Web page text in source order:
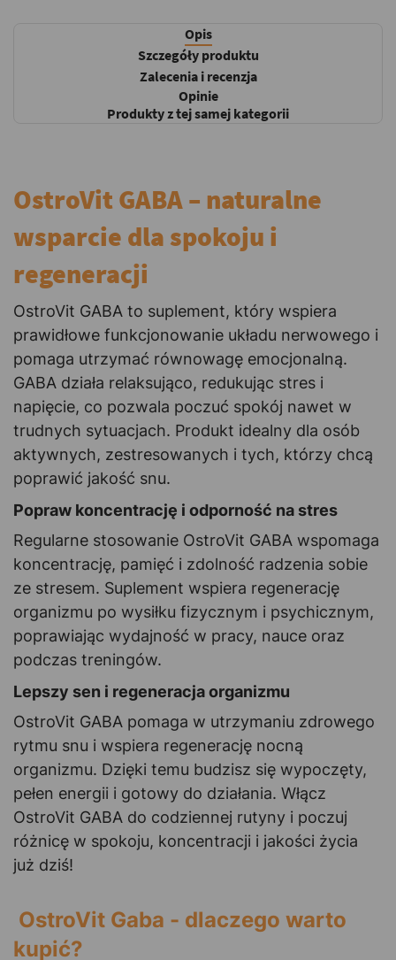
Opis
Szczegóły produktu
Zalecenia i recenzja
Opinie
Produkty z tej samej kategorii
OstroVit GABA – naturalne
wsparcie dla spokoju i
regeneracji
OstroVit GABA to suplement, który wspiera
prawidłowe funkcjonowanie układu nerwowego i
pomaga utrzymać równowagę emocjonalną.
GABA działa relaksująco, redukując stres i
napięcie, co pozwala poczuć spokój nawet w
trudnych sytuacjach. Produkt idealny dla osób
aktywnych, zestresowanych i tych, którzy chcą
poprawić jakość snu.
Popraw koncentrację i odporność na stres
Regularne stosowanie OstroVit GABA wspomaga
koncentrację, pamięć i zdolność radzenia sobie
ze stresem. Suplement wspiera regenerację
organizmu po wysiłku fizycznym i psychicznym,
poprawiając wydajność w pracy, nauce oraz
podczas treningów.
Lepszy sen i regeneracja organizmu
OstroVit GABA pomaga w utrzymaniu zdrowego
rytmu snu i wspiera regenerację nocną
organizmu. Dzięki temu budzisz się wypoczęty,
pełen energii i gotowy do działania. Włącz
OstroVit GABA do codziennej rutyny i poczuj
różnicę w spokoju, koncentracji i jakości życia
już dziś!
OstroVit Gaba - dlaczego warto
kupić?